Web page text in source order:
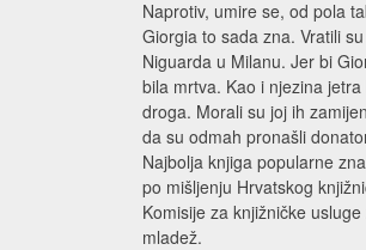
Naprotiv, umire se, od pola
Giorgia to sada zna. Vratili
Niguarda u Milanu. Jer bi
bila mrtva. Kao i njezina
droga. Morali su joj ih
da su odmah pronašli
Najbolja knjiga popularne
po mišljenju Hrvatskog
Komisije za knjižničke
mladež.